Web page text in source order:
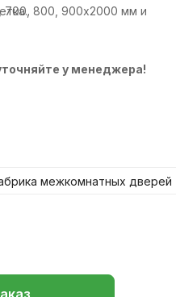
800, 900х2000 мм и
у менеджера!
межкомнатных дверей